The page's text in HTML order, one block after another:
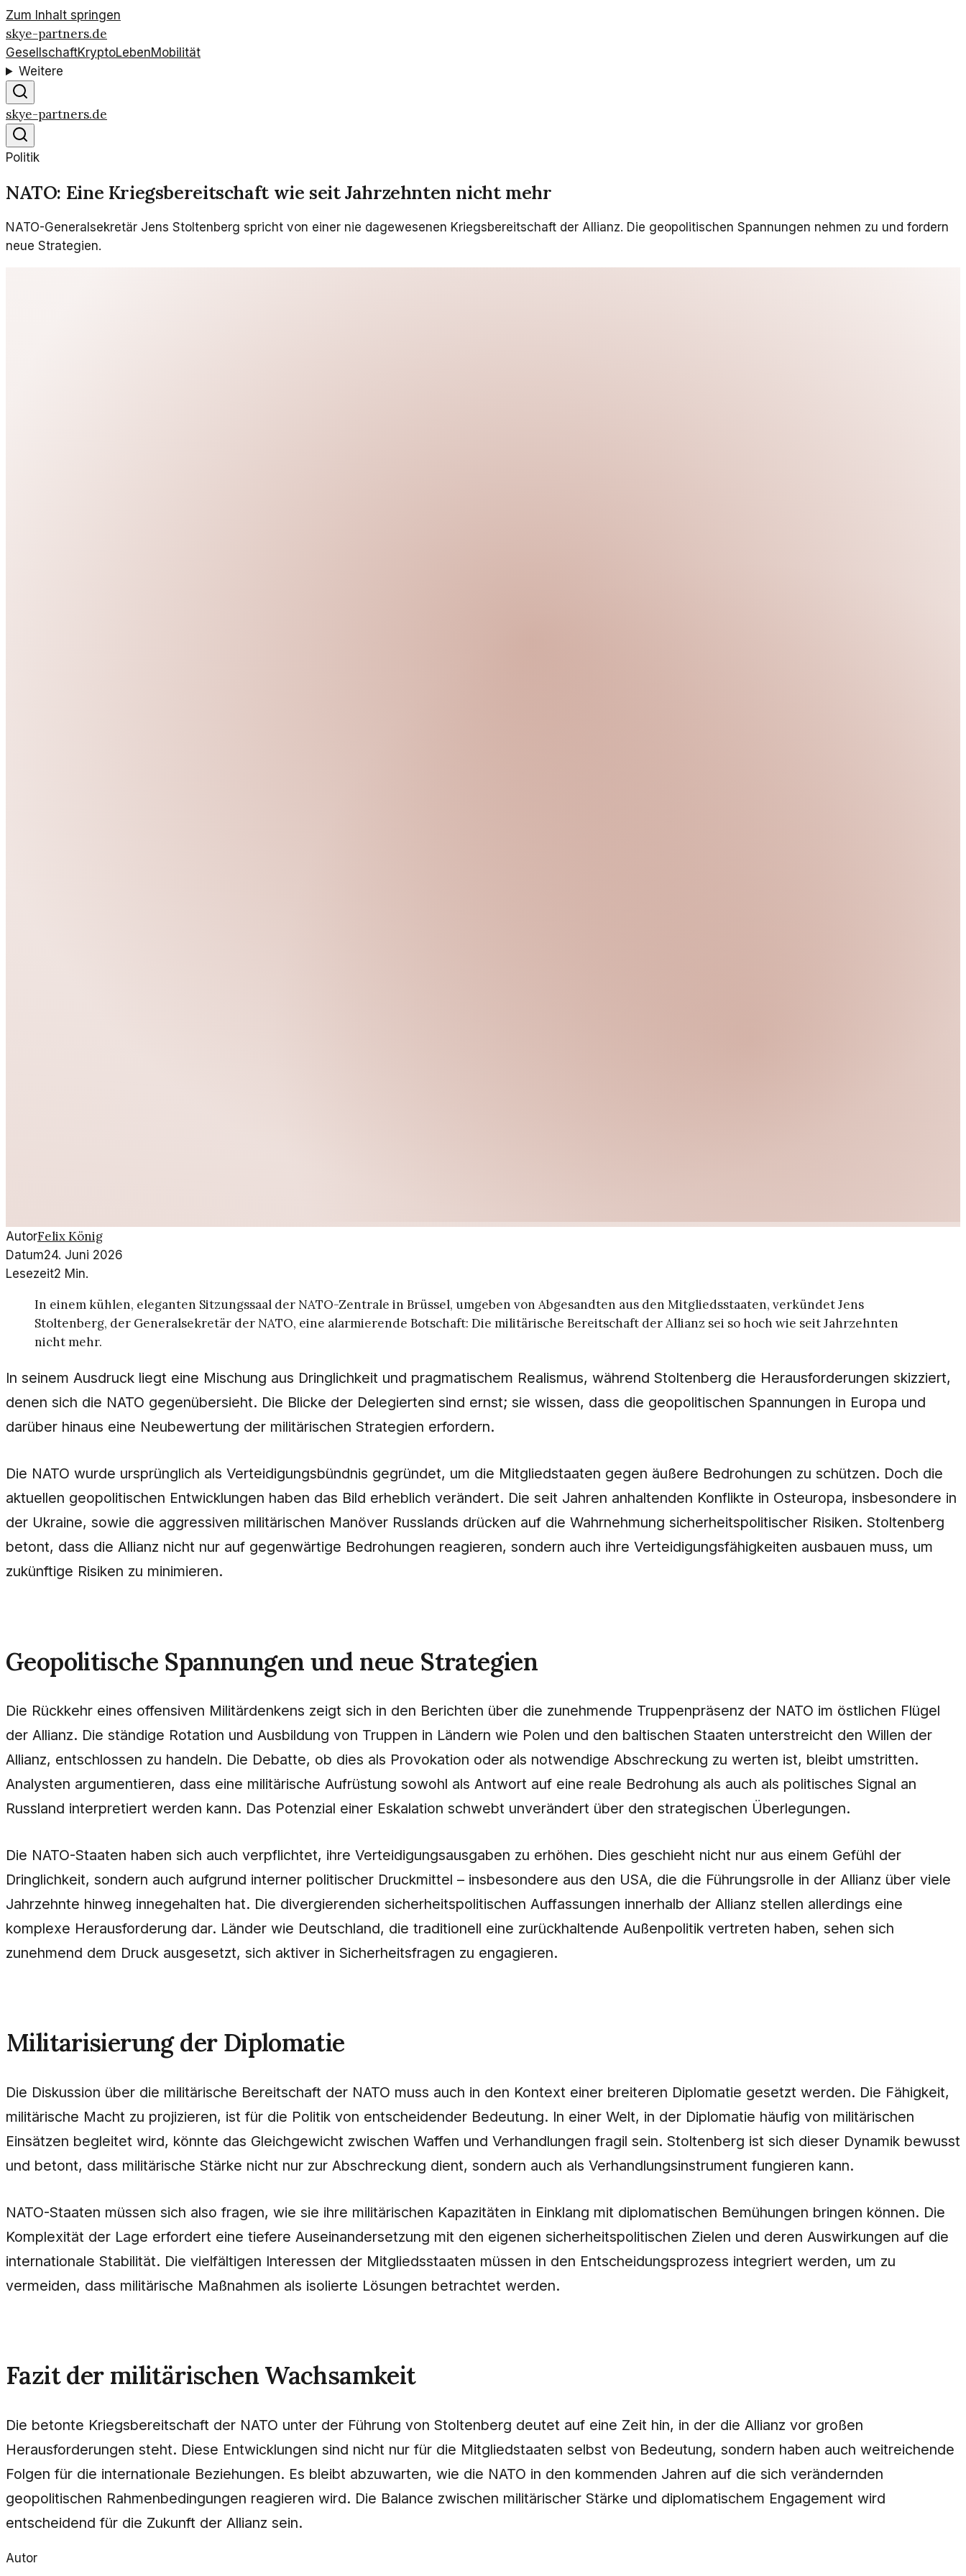
Zum Inhalt springen
skye-partners.de
GesellschaftKryptoLebenMobilität
Weitere
skye-partners.de
Politik
NATO: Eine Kriegsbereitschaft wie seit Jahrzehnten nicht mehr
NATO-Generalsekretär Jens Stoltenberg spricht von einer nie dagewesenen Kriegsbereitschaft der Allianz. Die geopolitischen Spannungen nehmen zu und fordern
neue Strategien.
AutorFelix König
Datum24. Juni 2026
Lesezeit2 Min.
In einem kühlen, eleganten Sitzungssaal der NATO-Zentrale in Brüssel, umgeben von Abgesandten aus den Mitgliedsstaaten, verkündet Jens
Stoltenberg, der Generalsekretär der NATO, eine alarmierende Botschaft: Die militärische Bereitschaft der Allianz sei so hoch wie seit Jahrzehnten
nicht mehr.
In seinem Ausdruck liegt eine Mischung aus Dringlichkeit und pragmatischem Realismus, während Stoltenberg die Herausforderungen skizziert,
denen sich die NATO gegenübersieht. Die Blicke der Delegierten sind ernst; sie wissen, dass die geopolitischen Spannungen in Europa und
darüber hinaus eine Neubewertung der militärischen Strategien erfordern.
Die NATO wurde ursprünglich als Verteidigungsbündnis gegründet, um die Mitgliedstaaten gegen äußere Bedrohungen zu schützen. Doch die
aktuellen geopolitischen Entwicklungen haben das Bild erheblich verändert. Die seit Jahren anhaltenden Konflikte in Osteuropa, insbesondere in
der Ukraine, sowie die aggressiven militärischen Manöver Russlands drücken auf die Wahrnehmung sicherheitspolitischer Risiken. Stoltenberg
betont, dass die Allianz nicht nur auf gegenwärtige Bedrohungen reagieren, sondern auch ihre Verteidigungsfähigkeiten ausbauen muss, um
zukünftige Risiken zu minimieren.
Geopolitische Spannungen und neue Strategien
Die Rückkehr eines offensiven Militärdenkens zeigt sich in den Berichten über die zunehmende Truppenpräsenz der NATO im östlichen Flügel
der Allianz. Die ständige Rotation und Ausbildung von Truppen in Ländern wie Polen und den baltischen Staaten unterstreicht den Willen der
Allianz, entschlossen zu handeln. Die Debatte, ob dies als Provokation oder als notwendige Abschreckung zu werten ist, bleibt umstritten.
Analysten argumentieren, dass eine militärische Aufrüstung sowohl als Antwort auf eine reale Bedrohung als auch als politisches Signal an
Russland interpretiert werden kann. Das Potenzial einer Eskalation schwebt unverändert über den strategischen Überlegungen.
Die NATO-Staaten haben sich auch verpflichtet, ihre Verteidigungsausgaben zu erhöhen. Dies geschieht nicht nur aus einem Gefühl der
Dringlichkeit, sondern auch aufgrund interner politischer Druckmittel – insbesondere aus den USA, die die Führungsrolle in der Allianz über viele
Jahrzehnte hinweg innegehalten hat. Die divergierenden sicherheitspolitischen Auffassungen innerhalb der Allianz stellen allerdings eine
komplexe Herausforderung dar. Länder wie Deutschland, die traditionell eine zurückhaltende Außenpolitik vertreten haben, sehen sich
zunehmend dem Druck ausgesetzt, sich aktiver in Sicherheitsfragen zu engagieren.
Militarisierung der Diplomatie
Die Diskussion über die militärische Bereitschaft der NATO muss auch in den Kontext einer breiteren Diplomatie gesetzt werden. Die Fähigkeit,
militärische Macht zu projizieren, ist für die Politik von entscheidender Bedeutung. In einer Welt, in der Diplomatie häufig von militärischen
Einsätzen begleitet wird, könnte das Gleichgewicht zwischen Waffen und Verhandlungen fragil sein. Stoltenberg ist sich dieser Dynamik bewusst
und betont, dass militärische Stärke nicht nur zur Abschreckung dient, sondern auch als Verhandlungsinstrument fungieren kann.
NATO-Staaten müssen sich also fragen, wie sie ihre militärischen Kapazitäten in Einklang mit diplomatischen Bemühungen bringen können. Die
Komplexität der Lage erfordert eine tiefere Auseinandersetzung mit den eigenen sicherheitspolitischen Zielen und deren Auswirkungen auf die
internationale Stabilität. Die vielfältigen Interessen der Mitgliedsstaaten müssen in den Entscheidungsprozess integriert werden, um zu
vermeiden, dass militärische Maßnahmen als isolierte Lösungen betrachtet werden.
Fazit der militärischen Wachsamkeit
Die betonte Kriegsbereitschaft der NATO unter der Führung von Stoltenberg deutet auf eine Zeit hin, in der die Allianz vor großen
Herausforderungen steht. Diese Entwicklungen sind nicht nur für die Mitgliedstaaten selbst von Bedeutung, sondern haben auch weitreichende
Folgen für die internationale Beziehungen. Es bleibt abzuwarten, wie die NATO in den kommenden Jahren auf die sich verändernden
geopolitischen Rahmenbedingungen reagieren wird. Die Balance zwischen militärischer Stärke und diplomatischem Engagement wird
entscheidend für die Zukunft der Allianz sein.
Autor